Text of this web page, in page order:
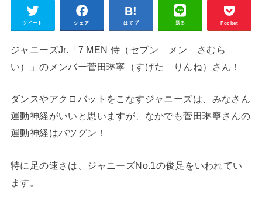
ツイート シェア はてブ 送る Pocket
ジャニーズJr.「7 MEN 侍（セブン メン さむら
い）」のメンバー菅田琳寧（すげた りんね）さん！
ダンスやアクロバットをこなすジャニーズは、みなさん
運動神経がいいと思いますが、なかでも菅田琳寧さんの
運動神経はバツグン！
特に足の速さは、ジャニーズNo.1の俊足をいわれてい
ます。